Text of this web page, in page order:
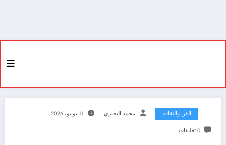
الفن والثقافه محمد البحيري 11 يونيو، 2026
0 تعليقات